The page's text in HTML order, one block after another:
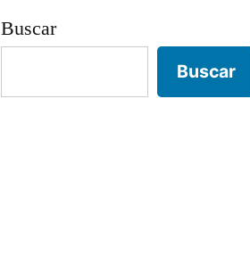
Buscar
Buscar